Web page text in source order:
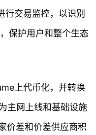
行交易监控，以识别
保护用户和整个生态
上代币化，并转换
主网上线和基础设施
价差和价差供应商积